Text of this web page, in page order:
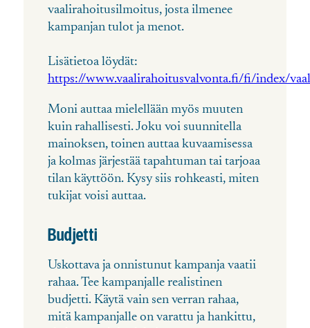
vaalirahoitusilmoitus, josta ilmenee
kampanjan tulot ja menot.
Lisätietoa löydät:
https://www.vaalirahoitusvalvonta.fi/fi/index/
Moni auttaa mielellään myös muuten
kuin rahallisesti. Joku voi suunnitella
mainoksen, toinen auttaa kuvaamisessa
ja kolmas järjestää tapahtuman tai tarjoaa
tilan käyttöön. Kysy siis rohkeasti, miten
tukijat voisi auttaa.
Budjetti
Uskottava ja onnistunut kampanja vaatii
rahaa. Tee kampanjalle realistinen
budjetti. Käytä vain sen verran rahaa,
mitä kampanjalle on varattu ja hankittu,